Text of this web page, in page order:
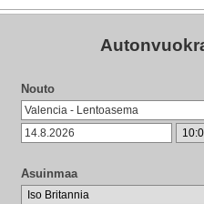
Nouto
Asuinmaa